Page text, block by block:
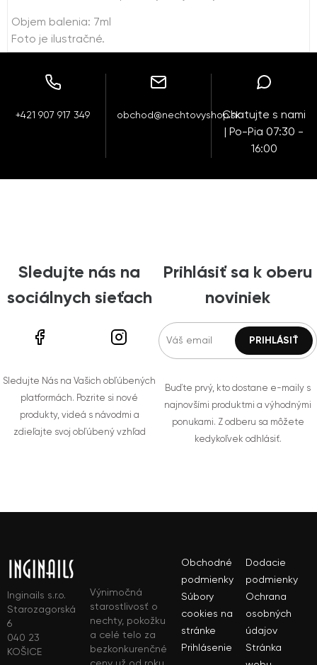
Objem balenia: 7ml
Foto je ilustračné.
+421 907 917 349 obchod@nechtovyshop.skChatujte s nami
| Po-Pia 07:30 -
16:00
Sledujte nás na
sociálnych sieťach
Sledujte Nás na Vašich obľúbených
platformách. Pozrite si nové
produkty, videá s návodmi a
zdieľajte svoj obľúbený vzhľad
Prihlásiť sa k oberu
noviniek
Buďte prvý, kto dostane e-maily s
najnovšími produktmi a výhodnými
ponukami. Z odberu sa môžete
kedykoľvek odhlásiť.
Inginails s.r.o.
Starozagorská
6
040 23
KOŠICE
Výnimočná
starostlivosť o
nechty, pokožku
a celé telo za
bezkonkurenčné
Obchodné
podmienky
Dodacie
podmienky
Súbory
cookies na
stránke
Ochrana
osobných
údajov
Prihlásenie
Stránka